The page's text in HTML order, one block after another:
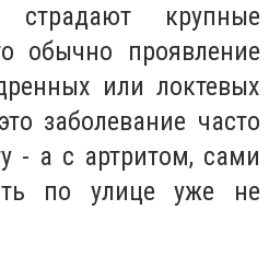
страдают крупные
обычно проявление
или локтевых
заболевание часто
- а с артритом, сами
по улице уже не